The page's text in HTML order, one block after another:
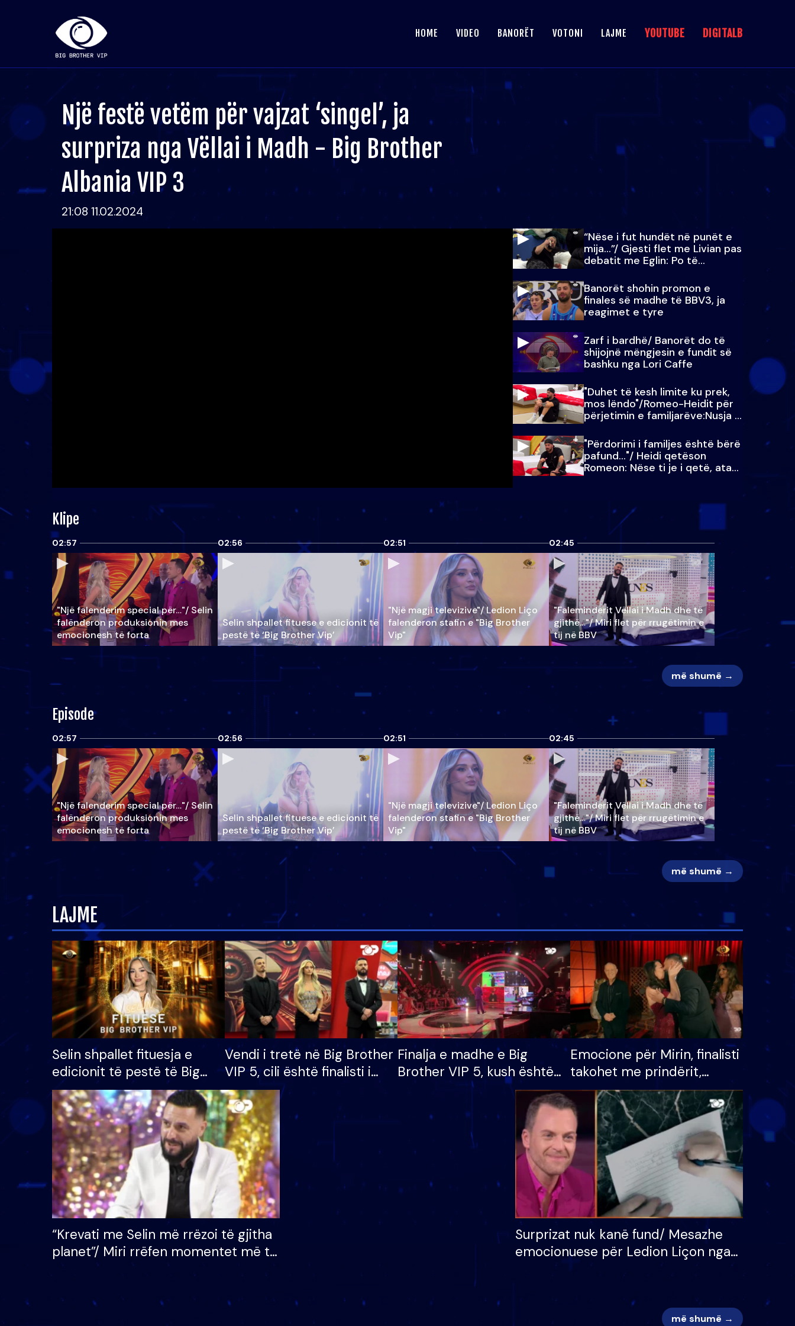
HOME VIDEO BANORËT VOTONI LAJME YOUTUBE DIGITALB
Një festë vetëm për vajzat ‘singel’, ja
surpriza nga Vëllai i Madh - Big Brother
Albania VIP 3
21:08 11.02.2024
“Nëse i fut hundët në punët e
mija…”/ Gjesti flet me Livian pas
debatit me Eglin: Po të
paralajmëroj
Banorët shohin promon e
finales së madhe të BBV3, ja
reagimet e tyre
Zarf i bardhë/ Banorët do të
shijojnë mëngjesin e fundit së
bashku nga Lori Caffe
"Duhet të kesh limite ku prek,
mos lëndo"/Romeo-Heidit për
përjetimin e familjarëve:Nusja e
Julit…
"Përdorimi i familjes është bërë
pafund…"/ Heidi qetëson
Romeon: Nëse ti je i qetë, ata
qetësohen
Klipe
02:57
"Një falenderim special për…"/ Selin
falënderon produksionin mes
emocionesh të forta
02:56
Selin shpallet fituese e edicionit të
pestë të ‘Big Brother Vip’
02:51
"Një magji televizive"/ Ledion Liço
falenderon stafin e "Big Brother
Vip"
02:45
"Faleminderit Vëllai i Madh dhe të
gjithë…"/ Miri flet për rrugëtimin e
tij në BBV
më shumë →
Episode
02:57
"Një falenderim special për…"/ Selin
falënderon produksionin mes
emocionesh të forta
02:56
Selin shpallet fituese e edicionit të
pestë të ‘Big Brother Vip’
02:51
"Një magji televizive"/ Ledion Liço
falenderon stafin e "Big Brother
Vip"
02:45
"Faleminderit Vëllai i Madh dhe të
gjithë…"/ Miri flet për rrugëtimin e
tij në BBV
më shumë →
LAJME
Selin shpallet fituesja e
edicionit të pestë të Big
Brother VIP, rrëmben
çmimin e madh prej 100
mijë eurosh
Vendi i tretë në Big Brother
VIP 5, cili është finalisti i
radhës që lë shtëpinë
Finalja e madhe e Big
Brother VIP 5, kush është
banori i parë që lë shtëpinë
dhe humb mundësinë për
të fituar çmimin e madh
Emocione për Mirin, finalisti
takohet me prindërit,
vajzën dhe bashkëshorten:
S’kemi ndonjë letër divorci
apo jo?
“Krevati me Selin më rrëzoi të gjitha
planet”/ Miri rrëfen momentet më të
bukura në shtëpinë e BB VIP: Do më
Surprizat nuk kanë fund/ Mesazhe
emocionuese për Ledion Liçon nga
nëna dhe fëmijët e tij, moderatori
më shumë →